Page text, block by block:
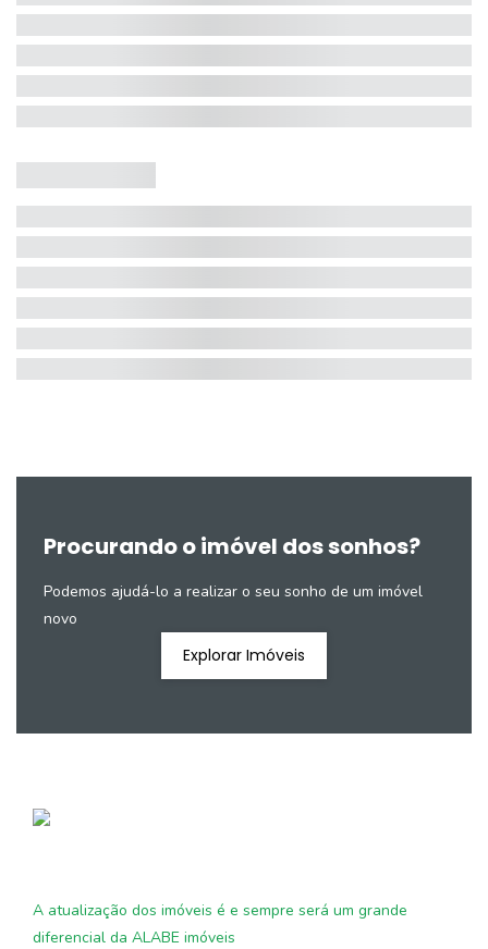
Procurando o imóvel dos sonhos?
Podemos ajudá-lo a realizar o seu sonho de um imóvel
novo
Explorar Imóveis
A atualização dos imóveis é e sempre será um grande
diferencial da ALABE imóveis